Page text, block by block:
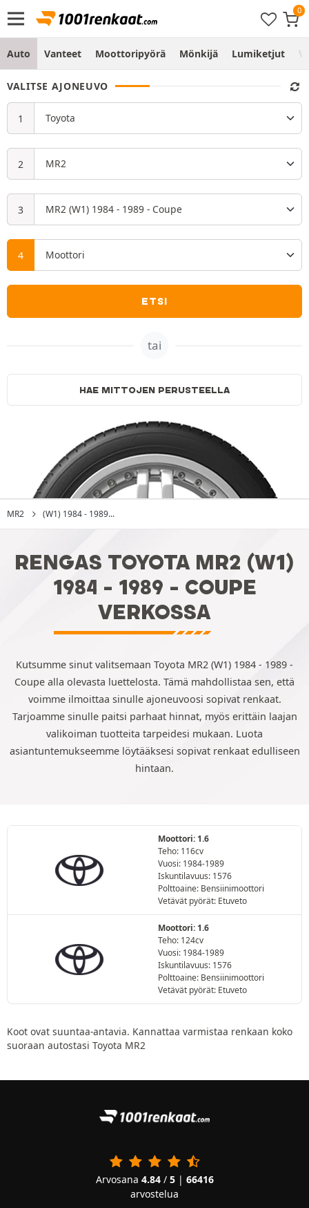
Auto Vanteet Moottoripyörä Mönkijä Lumiketjut
VALITSE AJONEUVO
ETSI
tai
HAE MITTOJEN PERUSTEELLA
MR2 (W1) 1984 - 1989...
RENGAS TOYOTA MR2 (W1)
1984 - 1989 - COUPE
VERKOSSA
Kutsumme sinut valitsemaan Toyota MR2 (W1) 1984 - 1989 -
Coupe alla olevasta luettelosta. Tämä mahdollistaa sen, että
voimme ilmoittaa sinulle ajoneuvoosi sopivat renkaat.
Tarjoamme sinulle paitsi parhaat hinnat, myös erittäin laajan
valikoiman tuotteita tarpeidesi mukaan. Luota
asiantuntemukseemme löytääksesi sopivat renkaat edulliseen
hintaan.
Moottori: 1.6
Teho: 116cv
Vuosi: 1984-1989
Iskuntilavuus: 1576
Polttoaine: Bensiinimoottori
Vetävät pyörät: Etuveto
Moottori: 1.6
Teho: 124cv
Vuosi: 1984-1989
Iskuntilavuus: 1576
Polttoaine: Bensiinimoottori
Vetävät pyörät: Etuveto
Koot ovat suuntaa-antavia. Kannattaa varmistaa renkaan koko
suoraan autostasi Toyota MR2
Arvosana 4.84/ 5| 66416
arvostelua